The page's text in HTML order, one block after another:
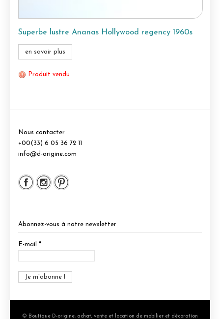
Superbe lustre Ananas Hollywood regency 1960s
en savoir plus
Produit vendu
Nous contacter
+00(33) 6 05 36 72 11
info@d-origine.com
Abonnez-vous à notre newsletter
E-mail *
© Boutique D-origine, achat, vente et location de mobilier et décoration